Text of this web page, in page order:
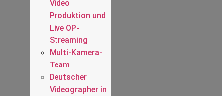
Video
Produktion und
Live OP-
Streaming
Multi-Kamera-
Team
Deutscher
Videographer in